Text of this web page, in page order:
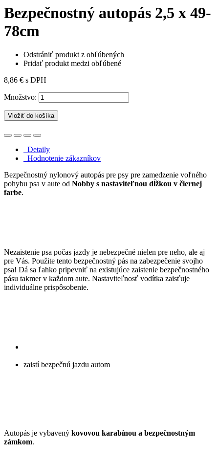
Bezpečnostný autopás 2,5 x 49-
78cm
Odstrániť produkt z obľúbených
Pridať produkt medzi obľúbené
8,86 € s DPH
Množstvo:
Vložiť do košíka
Detaily
Hodnotenie zákazníkov
Bezpečnostný nylonový autopás pre psy pre zamedzenie voľného
pohybu psa v aute od Nobby s nastaviteľnou dĺžkou v čiernej
farbe.
Nezaistenie psa počas jazdy je nebezpečné nielen pre neho, ale aj
pre Vás. Použite tento bezpečnostný pás na zabezpečenie svojho
psa! Dá sa ľahko pripevniť na existujúce zaistenie bezpečnostného
pásu takmer v každom aute. Nastaviteľnosť vodítka zaisťuje
individuálne prispôsobenie.
zaistí bezpečnú jazdu autom
Autopás je vybavený kovovou karabínou a bezpečnostným
zámkom.